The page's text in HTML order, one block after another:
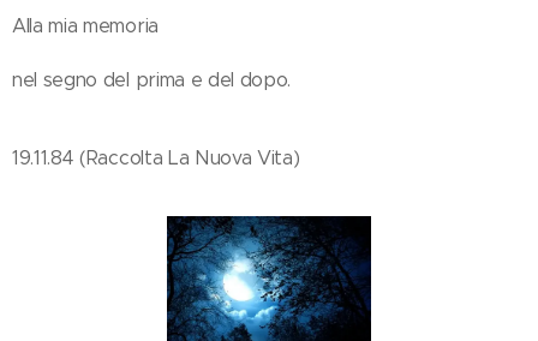
Alla mia memoria
nel segno del prima e del dopo.
19.11.84 (Raccolta La Nuova Vita)